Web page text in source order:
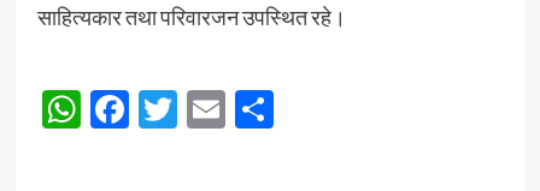
साहित्यकार तथा परिवारजन उपस्थित रहे।
Post
navigation
WhatsApp
Facebook
Twitter
EmailShare